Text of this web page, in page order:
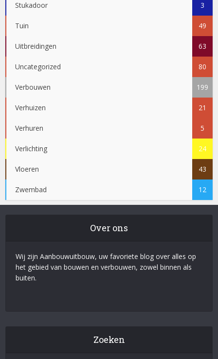
Stukadoor 3
Tuin 49
Uitbreidingen 63
Uncategorized 80
Verbouwen 199
Verhuizen 21
Verhuren 5
Verlichting 24
Vloeren 43
Zwembad 12
Over ons
Wij zijn Aanbouwuitbouw, uw favoriete blog over alles op
het gebied van bouwen en verbouwen, zowel binnen als
buiten.
Zoeken